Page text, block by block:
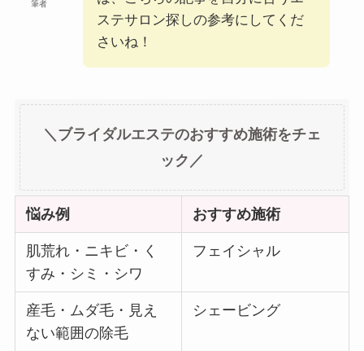
筆者
ステサロン探しの参考にしてくだ
さいね！
＼ブライダルエステのおすすめ施術をチェ
ック／
悩み例 おすすめ施術
肌荒れ・ニキビ・く
すみ・シミ・シワ
フェイシャル
産毛・ムダ毛・見え
ない範囲の除毛
シェービング